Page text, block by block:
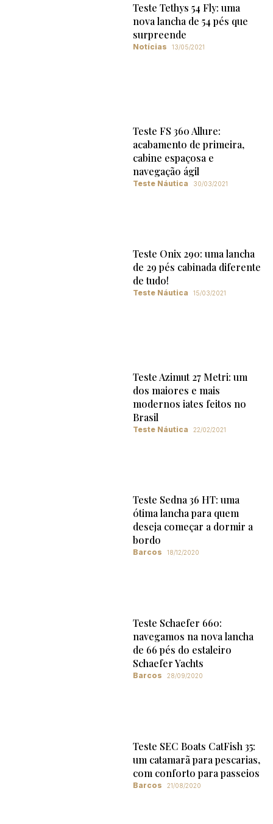
Teste Tethys 54 Fly: uma
nova lancha de 54 pés que
surpreende
Notícias 13/05/2021
Teste FS 360 Allure:
acabamento de primeira,
cabine espaçosa e
navegação ágil
Teste Náutica 30/03/2021
Teste Onix 290: uma lancha
de 29 pés cabinada diferente
de tudo!
Teste Náutica 15/03/2021
Teste Azimut 27 Metri: um
dos maiores e mais
modernos iates feitos no
Brasil
Teste Náutica 22/02/2021
Teste Sedna 36 HT: uma
ótima lancha para quem
deseja começar a dormir a
bordo
Barcos 18/12/2020
Teste Schaefer 660:
navegamos na nova lancha
de 66 pés do estaleiro
Schaefer Yachts
Barcos 28/09/2020
Teste SEC Boats CatFish 35:
um catamarã para pescarias,
com conforto para passeios
Barcos 21/08/2020